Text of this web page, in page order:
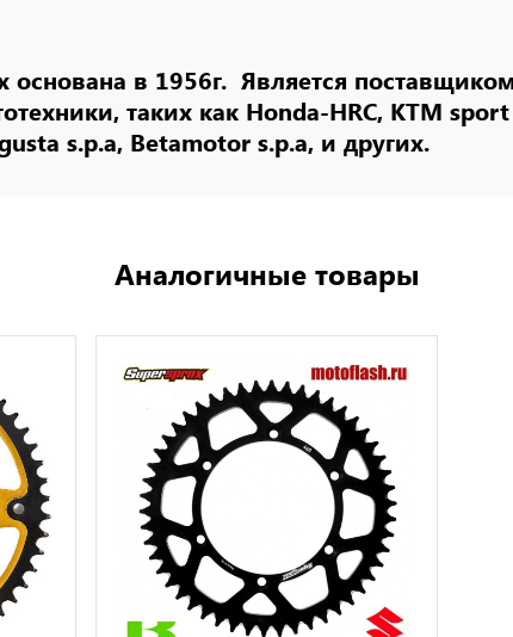
основана в 1956г. Является
таких как Honda-HRC, KTM
s.p.a, Betamotor s.p.a, и других.
Аналогичные товары